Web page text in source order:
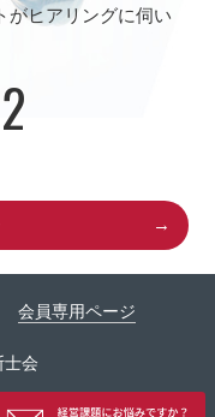
がヒアリングに伺い
会員専用ページ
会